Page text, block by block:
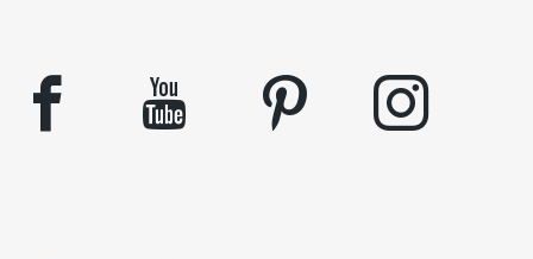
facebook youtube pinterest instagram